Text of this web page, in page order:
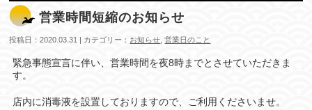
営業時間短縮のお知らせ
投稿日：2020.03.31 | カテゴリー： お知らせ ,営業日のこと
緊急事態宣言に伴い、営業時間を夜8時までとさせていただきま
す。
店内に消毒液を設置しておりますので、ご利用くださいませ。